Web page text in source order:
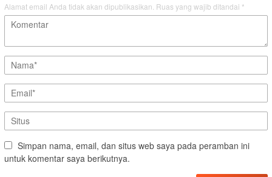
Alamat email Anda tidak akan dipublikasikan. Ruas yang wajib ditandai *
Simpan nama, email, dan situs web saya pada peramban ini
untuk komentar saya berikutnya.